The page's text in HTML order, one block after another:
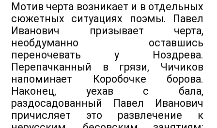
Мотив черта возникает и в отдельных
сюжетных ситуациях поэмы. Павел
Иванович призывает черта,
необдуманно оставшись
переночевать у Ноздрева.
Перепачканный в грязи, Чичиков
напоминает Коробочке борова.
Наконец, уехав с бала,
раздосадованный Павел Иванович
причисляет это развлечение к